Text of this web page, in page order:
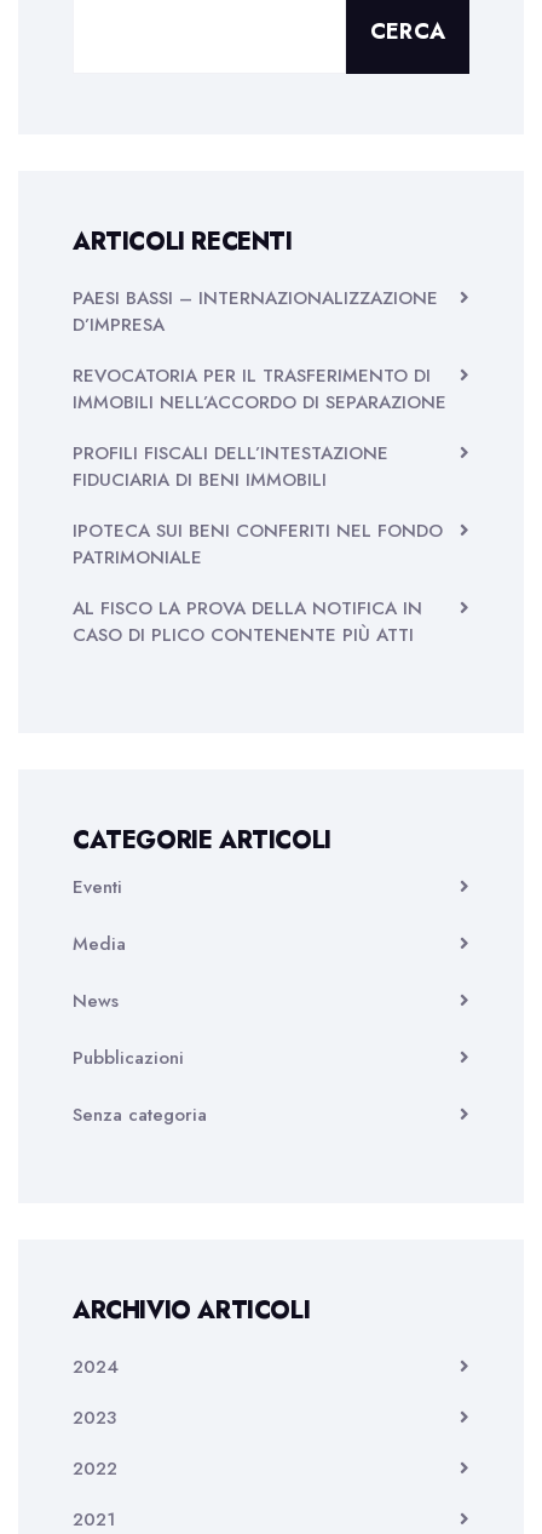
CERCA
ARTICOLI RECENTI
PAESI BASSI – INTERNAZIONALIZZAZIONE
D’IMPRESA
REVOCATORIA PER IL TRASFERIMENTO DI
IMMOBILI NELL’ACCORDO DI SEPARAZIONE
PROFILI FISCALI DELL’INTESTAZIONE
FIDUCIARIA DI BENI IMMOBILI
IPOTECA SUI BENI CONFERITI NEL FONDO
PATRIMONIALE
AL FISCO LA PROVA DELLA NOTIFICA IN
CASO DI PLICO CONTENENTE PIÙ ATTI
CATEGORIE ARTICOLI
Eventi
Media
News
Pubblicazioni
Senza categoria
ARCHIVIO ARTICOLI
2024
2023
2022
2021